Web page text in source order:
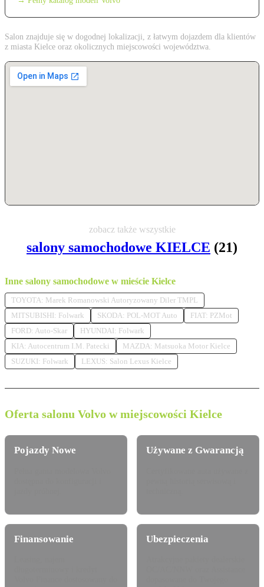
Salon znajduje się w dogodnej lokalizacji, z łatwym dojazdem dla klientów
z miasta Kielce oraz okolicznych miejscowości województwa.
zobacz także wszystkie
salony samochodowe KIELCE (21)
Inne salony samochodowe w mieście Kielce
TOYOTA: Marek Romanowski Autoryzowany Diler TMPL
MITSUBISHI: Folwark
SKODA: POL-MOT Auto
FIAT: PZMot
FORD: Auto-Skar
HYUNDAI: Folwark
KIA: Autocentrum I.M. Patecki
MAZDA: Matsuoka Motor Kielce
SUZUKI: Folwark
LEXUS: Salon Lexus Kielce
Oferta salonu Volvo w miejscowości Kielce
Pojazdy Nowe Używane z Gwarancją
Finansowanie Ubezpieczenia